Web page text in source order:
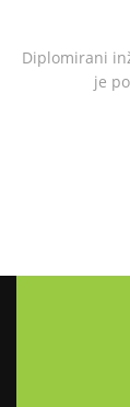
Diplomirani
je